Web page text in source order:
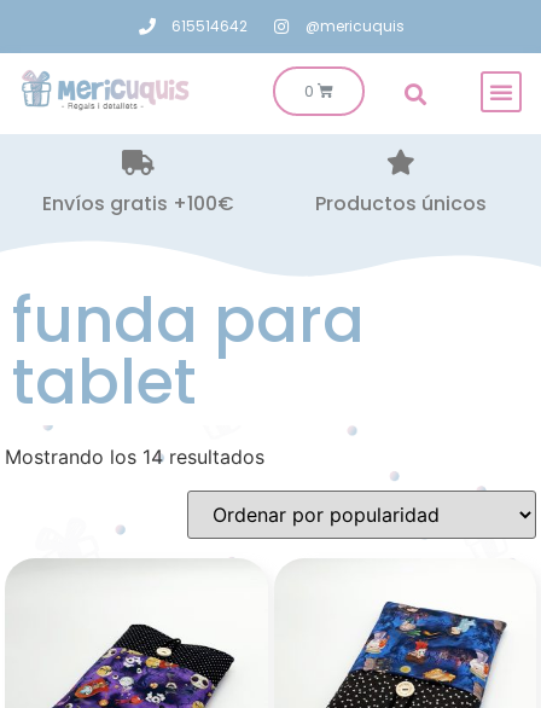
615514642 @mericuquis
Envíos gratis +100€ Productos únicos
funda para
tablet
Mostrando los 14 resultados